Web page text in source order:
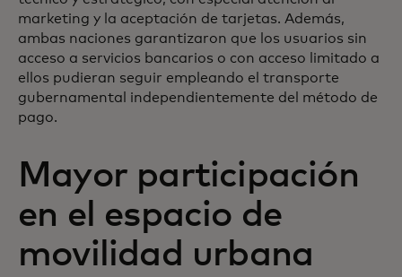
marketing y la aceptación de tarjetas. Además,
ambas naciones garantizaron que los usuarios sin
acceso a servicios bancarios o con acceso limitado a
ellos pudieran seguir empleando el transporte
gubernamental independientemente del método de
pago.
Mayor participación
en el espacio de
movilidad urbana